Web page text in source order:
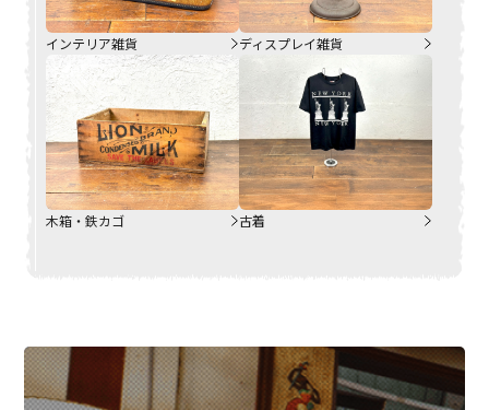
インテリア雑貨 ディスプレイ雑貨
木箱・鉄カゴ 古着